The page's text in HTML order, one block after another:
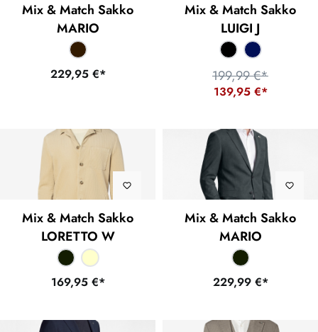
Mix & Match Sakko
MARIO
229,95 €*
Mix & Match Sakko
LUIGI J
139,95 €*
199,99 €*
Mix & Match Sakko
LORETTO W
169,95 €*
Mix & Match Sakko
MARIO
229,99 €*